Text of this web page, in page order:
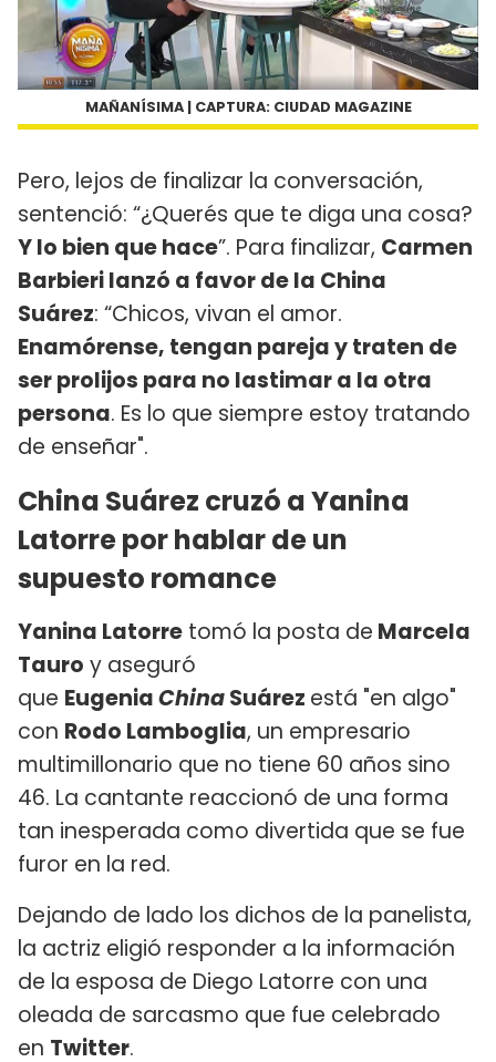
MAÑANÍSIMA | CAPTURA: CIUDAD MAGAZINE
Pero, lejos de finalizar la conversación,
sentenció: “¿Querés que te diga una cosa?
Y lo bien que hace”. Para finalizar, Carmen
Barbieri lanzó a favor de la China
Suárez: “Chicos, vivan el amor.
Enamórense, tengan pareja y traten de
ser prolijos para no lastimar a la otra
persona. Es lo que siempre estoy tratando
de enseñar".
China Suárez cruzó a Yanina
Latorre por hablar de un
supuesto romance
Yanina Latorre tomó la posta de Marcela
Tauro y aseguró
que EugeniaChinaSuárez está "en algo"
con Rodo Lamboglia, un empresario
multimillonario que no tiene 60 años sino
46. La cantante reaccionó de una forma
tan inesperada como divertida que se fue
furor en la red.
Dejando de lado los dichos de la panelista,
la actriz eligió responder a la información
de la esposa de Diego Latorre con una
oleada de sarcasmo que fue celebrado
en Twitter.